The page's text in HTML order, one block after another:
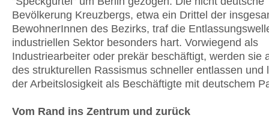
Bevölkerung Kreuzbergs, etwa ein Drittel der
BewohnerInnen des Bezirks, traf die
industriellen Sektor besonders hart. Vorwiegend als
Industriearbeiter oder prekär beschäftigt, werden sie
des strukturellen Rassismus schneller entlassen und
der Arbeitslosigkeit als Beschäftigte mit deutschem
Vom Rand ins Zentrum und zurück